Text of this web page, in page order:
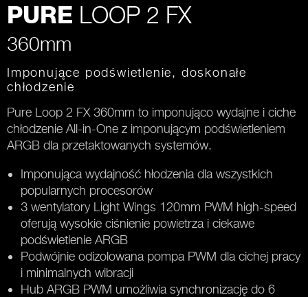
PURE LOOP 2 FX
360mm
Imponujące podświetlenie, doskonałe
chłodzenie
Pure Loop 2 FX 360mm to imponująco wydajne i ciche
chłodzenie All-in-One z imponującym podświetleniem
ARGB dla przetaktowanych systemów.
Imponująca wydajność hłodzenia dla wszystkich
popularnych procesorów
3 wentylatory Light Wings 120mm PWM high-speed
oferują wysokie ciśnienie powietrza i ciekawe
podświetlenie ARGB
Podwójnie odizolowana pompa PWM dla cichej pracy
i minimalnych wibracji
Hub ARGB PWM umożliwia synchronizację do 6